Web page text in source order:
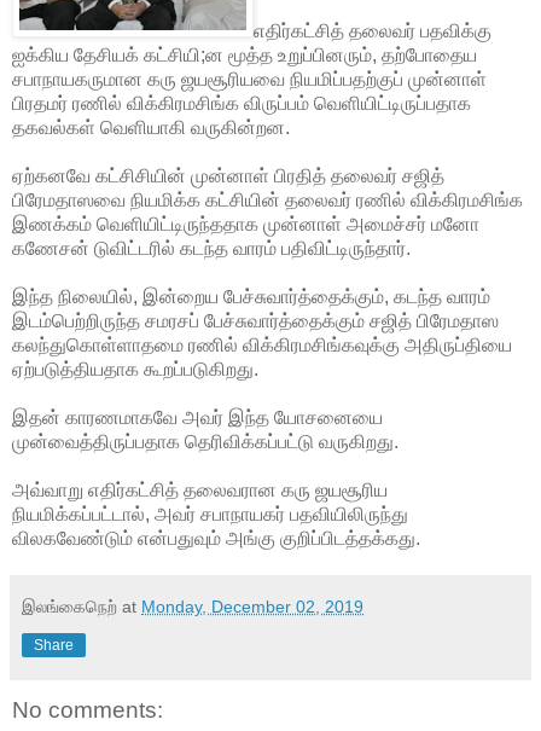
எதிர்கட்சித் தலைவர் பதவிக்கு
ஐக்கிய தேசியக் கட்சியி;ன மூத்த உறுப்பினரும், தற்போதைய
சபாநாயகருமான கரு ஜயசூரியவை நியமிப்பதற்குப் முன்னாள்
பிரதமர் ரணில் விக்கிரமசிங்க விருப்பம் வெளியிட்டிருப்பதாக
தகவல்கள் வெளியாகி வருகின்றன.
ஏற்கனவே கட்சிசியின் முன்னாள் பிரதித் தலைவர் சஜித்
பிரேமதாஸவை நியமிக்க கட்சியின் தலைவர் ரணில் விக்கிரமசிங்க
இணக்கம் வெளியிட்டிருந்ததாக முன்னாள் அமைச்சர் மனோ
கணேசன் டுவிட்டரில் கடந்த வாரம் பதிவிட்டிருந்தார்.
இந்த நிலையில், இன்றைய பேச்சுவார்த்தைக்கும், கடந்த வாரம்
இடம்பெற்றிருந்த சமரசப் பேச்சுவார்த்தைக்கும் சஜித் பிரேமதாஸ
கலந்துகொள்ளாதமை ரணில் விக்கிரமசிங்கவுக்கு அதிருப்தியை
ஏற்படுத்தியதாக கூறப்படுகிறது.
இதன் காரணமாகவே அவர் இந்த யோசனையை
முன்வைத்திருப்பதாக தெரிவிக்கப்பட்டு வருகிறது.
அவ்வாறு எதிர்கட்சித் தலைவரான கரு ஜயசூரிய
நியமிக்கப்பட்டால், அவர் சபாநாயகர் பதவியிலிருந்து
விலகவேண்டும் என்பதுவும் அங்கு குறிப்பிடத்தக்கது.
இலங்கைநெற் at Monday, December 02, 2019
Share
No comments: